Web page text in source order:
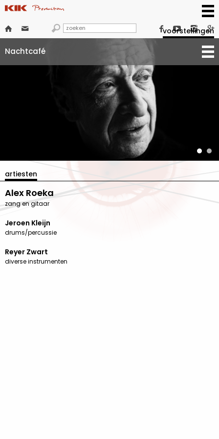
      
voorstellingen
Nachtcafé
artiesten
Alex Roeka
zang en gitaar
Jeroen Kleijn
drums/percussie
Reyer Zwart
diverse instrumenten